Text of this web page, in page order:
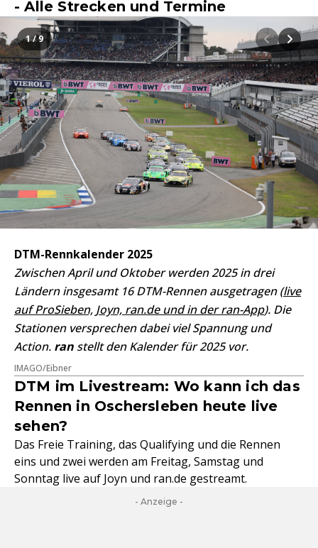
- Alle Strecken und Termine
DTM-Rennkalender 2025
Zwischen April und Oktober werden 2025 in drei
Ländern insgesamt 16 DTM-Rennen ausgetragen (live
auf ProSieben, Joyn, ran.de und in der ran-App). Die
Stationen versprechen dabei viel Spannung und
Action. ran stellt den Kalender für 2025 vor.
IMAGO/Eibner
1 / 9
DTM im Livestream: Wo kann ich das
Rennen in Oschersleben heute live
sehen?
Das Freie Training, das Qualifying und die Rennen
eins und zwei werden am Freitag, Samstag und
Sonntag live auf Joyn und ran.de gestreamt.
- Anzeige -